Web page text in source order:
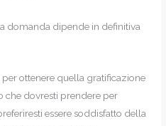
domanda dipende in definitiva
ottenere quella gratificazione
che dovresti prendere per
essere soddisfatto della